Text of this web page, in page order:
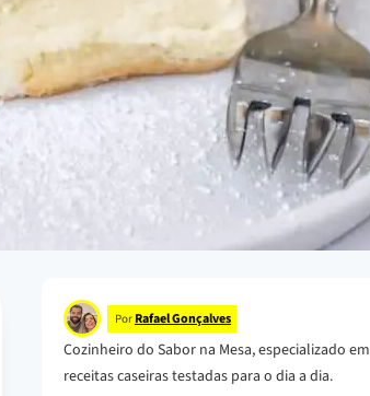
Por Rafael Gonçalves
Cozinheiro do Sabor na Mesa, especializado em
receitas caseiras testadas para o dia a dia.